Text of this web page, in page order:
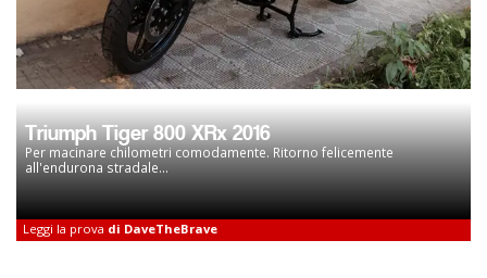
Triumph Tiger 800 XRx 2016
Per macinare chilometri comodamente. Ritorno felicemente
all'endurona stradale...
Leggi la prova di DaveTheBrave